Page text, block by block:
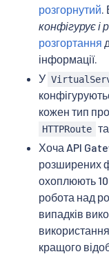
розгорнутий.
конфігурує і
розгортання
інформації.
У
кожен тип
HTTPRoute та
Хоча API
розширених
охоплюють
робота над
випадків
кращого